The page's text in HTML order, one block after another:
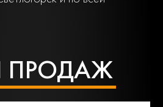
ПРОДАЖ